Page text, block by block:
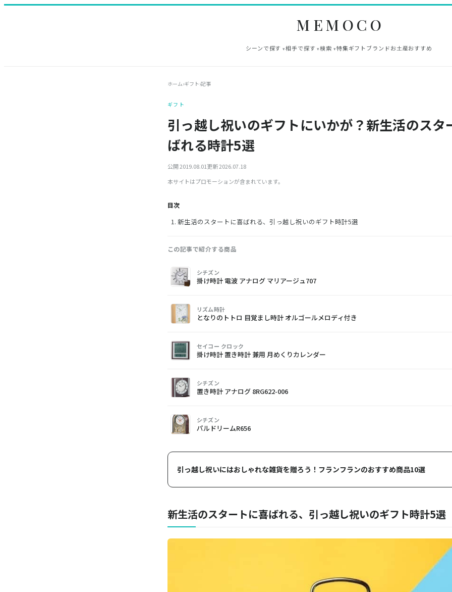
MEMOCO
シーンで探す 相手で探す 検索 特集ギフトブランドお土産おすすめ
ホーム›ギフト›記事
ギフト
引っ越し祝いのギフトにいかが？新生活のスタ
ばれる時計5選
公開 2019.08.01更新 2026.07.18
本サイトはプロモーションが含まれています。
目次
新生活のスタートに喜ばれる、引っ越し祝いのギフト時計5選
この記事で紹介する商品
画
像
商
品
購
入
シチズン
掛け時計 電波 アナログ マリアージュ707
リズム時計
となりのトトロ 目覚まし時計 オルゴールメロディ付き
セイコー クロック
掛け時計 置き時計 兼用 月めくりカレンダー
シチズン
置き時計 アナログ 8RG622-006
シチズン
パルドリームR656
引っ越し祝いにはおしゃれな雑貨を贈ろう！フランフランのおすすめ商品10選
新生活のスタートに喜ばれる、引っ越し祝いのギフト時計5選